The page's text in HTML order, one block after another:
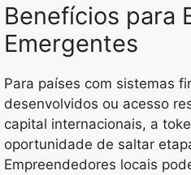
Benefícios para
Emergentes
Para países com sistemas
desenvolvidos ou acesso
capital internacionais, a
oportunidade de saltar
Empreendedores locais